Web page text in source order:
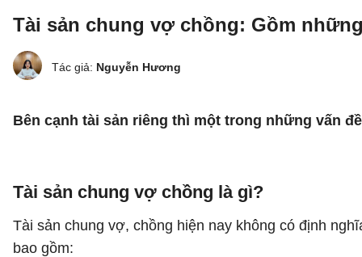
Tài sản chung vợ chồng: Gồm
Tác giả: Nguyễn Hương
Bên cạnh tài sản riêng thì một trong những vấn
Tài sản chung vợ chồng là gì?
Tài sản chung vợ, chồng hiện nay không có định
bao gồm: